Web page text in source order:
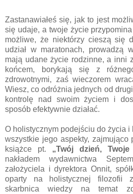
Zastanawiałeś się, jak to jest
się udaje, a twoje życie
możliwe, że niektórzy cieszą się
udział w maratonach, prowadzą
mają udane życie rodzinne, a inni
końcem, borykają się z
zdrowotnymi, zaś wieczorem
Wiesz, co odróżnia jednych od
kontrolę nad swoim życiem i
sposób efektywnie działać.
O holistycznym podejściu do życia
wszystkie jego aspekty, zajmująco
książce pt. „Twój dzień, Twoje
nakładem wydawnictwa
założyciela i dyrektora Onnit,
oparty na holistycznej filozofii
skarbnica wiedzy na temat